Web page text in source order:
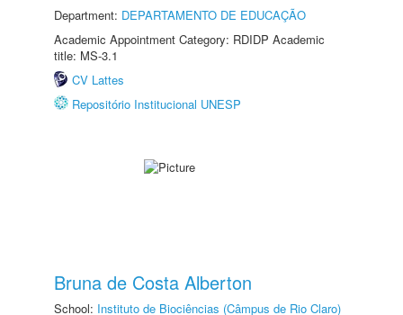
Department: DEPARTAMENTO DE EDUCAÇÃO
Academic Appointment Category: RDIDP Academic
title: MS-3.1
CV Lattes
Repositório Institucional UNESP
Bruna de Costa Alberton
School: Instituto de Biociências (Câmpus de Rio Claro)